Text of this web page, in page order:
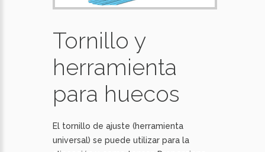
Tornillo y
herramienta
para huecos
El tornillo de ajuste (herramienta
universal) se puede utilizar para la